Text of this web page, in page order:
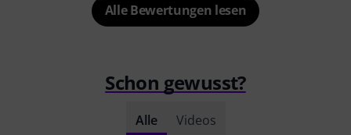
Alle Bewertungen lesen
Schon gewusst?
Alle Videos